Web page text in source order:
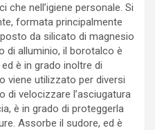
nell’igiene personale. Si
formata principalmente
da silicato di magnesio
di alluminio, il borotalco è
è in grado inoltre di
viene utilizzato per diversi
di velocizzare l’asciugatura
è in grado di proteggerla
Assorbe il sudore, ed è